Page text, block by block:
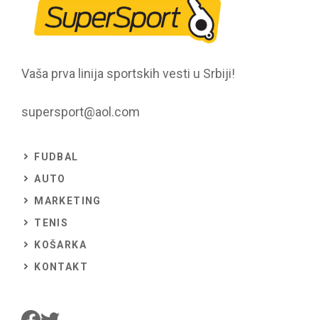
Vaša prva linija sportskih vesti u Srbiji!
supersport@aol.com
FUDBAL
AUTO
MARKETING
TENIS
KOŠARKA
KONTAKT